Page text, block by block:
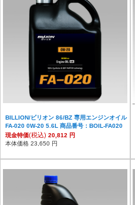
BILLION/ビリオン 86/BZ 専用エンジンオイル
FA-020 0W-20 5.6L 商品番号：BOIL-FA020
現金特価(税込) 20,812 円
本体価格 23,650 円